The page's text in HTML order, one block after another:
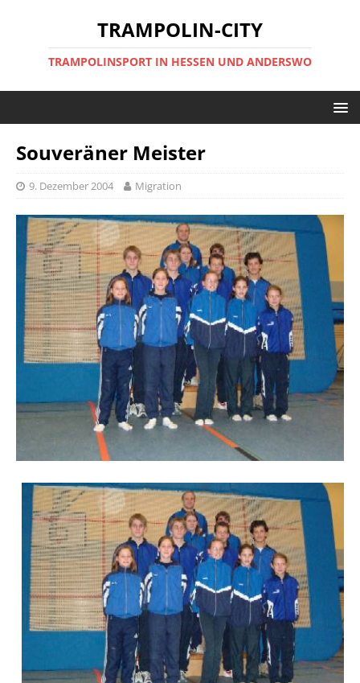
TRAMPOLIN-CITY
TRAMPOLINSPORT IN HESSEN UND ANDERSWO
Souveräner Meister
9. Dezember 2004 Migration